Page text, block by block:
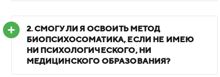
2.СМОГУ ЛИ Я ОСВОИТЬ МЕТОД
БИОПСИХОСОМАТИКА, ЕСЛИ НЕ ИМЕЮ
НИ ПСИХОЛОГИЧЕСКОГО, НИ
МЕДИЦИНСКОГО ОБРАЗОВАНИЯ?